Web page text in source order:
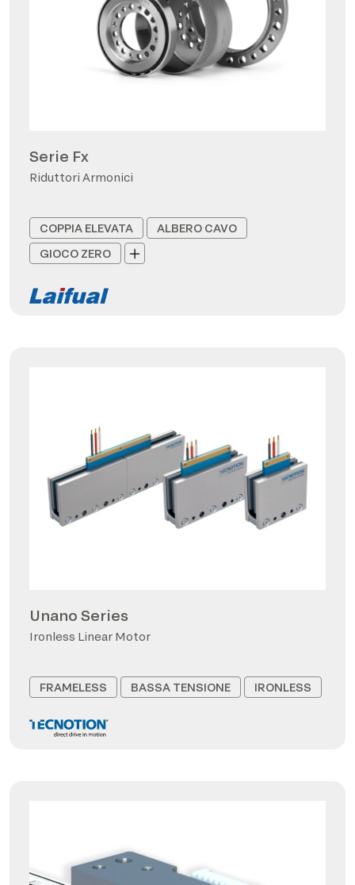
Serie Fx
Riduttori Armonici
COPPIA ELEVATA
ALBERO CAVO
GIOCO ZERO
Unano Series
Ironless Linear Motor
FRAMELESS BASSA TENSIONE IRONLESS